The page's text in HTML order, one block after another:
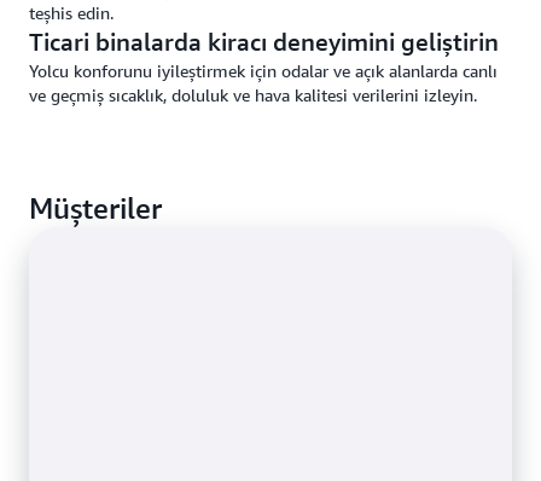
teşhis edin.
Ticari binalarda kiracı deneyimini geliştirin
Yolcu konforunu iyileştirmek için odalar ve açık alanlarda canlı
ve geçmiş sıcaklık, doluluk ve hava kalitesi verilerini izleyin.
Müşteriler